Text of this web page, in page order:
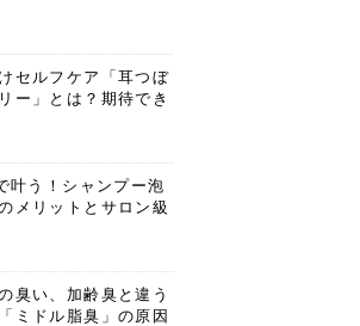
セルフケア「耳つぼ
ー」とは？期待でき
叶う！シャンプー泡
メリットとサロン級
臭い、加齢臭と違う
ミドル脂臭」の原因